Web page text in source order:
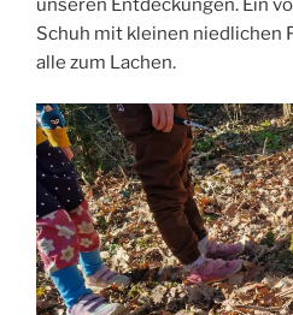
unseren Entdeckungen. Ein
Schuh mit kleinen niedlichen
alle zum Lachen.